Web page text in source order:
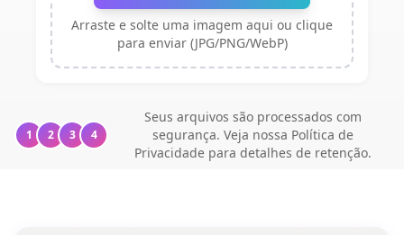
Arraste e solte uma imagem aqui ou clique
para enviar (JPG/PNG/WebP)
1 2 3 4
Seus arquivos são processados com
segurança. Veja nossa Política de
Privacidade para detalhes de retenção.